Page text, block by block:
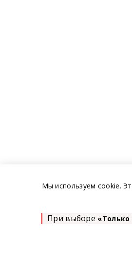
Мы используем cookie.
При выборе